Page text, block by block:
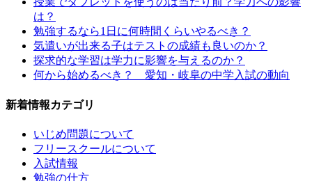
は？
勉強するなら1日に何時間くらいやるべき？
気遣いが出来る子はテストの成績も良いのか？
探求的な学習は学力に影響を与えるのか？
何から始めるべき？ 愛知・岐阜の中学入試の動向
新着情報カテゴリ
いじめ問題について
フリースクールについて
入試情報
勉強の仕方